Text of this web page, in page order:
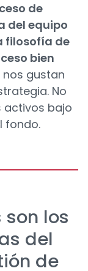
de
del equipo
filosofía de
bien
gustan
No
activos bajo
fondo.
son los
del
de